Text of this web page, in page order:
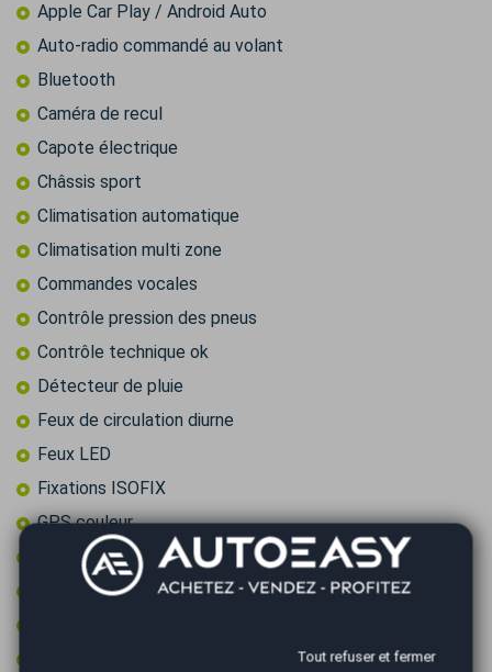
Apple Car Play / Android Auto
Auto-radio commandé au volant
Bluetooth
Caméra de recul
Capote électrique
Châssis sport
Climatisation automatique
Climatisation multi zone
Commandes vocales
Contrôle pression des pneus
Contrôle technique ok
Détecteur de pluie
Feux de circulation diurne
Feux LED
Fixations ISOFIX
GPS couleur
Intérieur cuir
Jantes 19 pouces
Tout refuser et fermer